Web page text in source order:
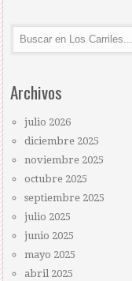
Archivos
julio 2026
diciembre 2025
noviembre 2025
octubre 2025
septiembre 2025
julio 2025
junio 2025
mayo 2025
abril 2025